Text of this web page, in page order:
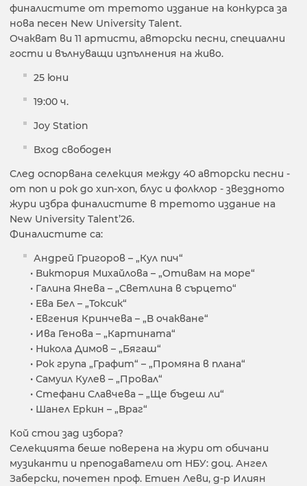
финалистите от третото издание на конкурса за
нова песен New University Talent.
Очакват ви 11 артисти, авторски песни, специални
гости и вълнуващи изпълнения на живо.
25 юни
19:00 ч.
Joy Station
Вход свободен
След оспорвана селекция между 40 авторски песни -
от поп и рок до хип-хоп, блус и фолклор - звездното
жури избра финалистите в третото издание на
New University Talent’26.
Финалистите са:
Андрей Григоров – „Кул пич“
• Виктория Михайлова – „Отивам на море“
• Галина Янева – „Светлина в сърцето“
• Ева Бел – „Токсик“
• Евгения Кринчева – „В очакване“
• Ива Генова – „Картината“
• Никола Димов – „Бягаш“
• Рок група „Графит“ – „Промяна в плана“
• Самуил Кулев – „Провал“
• Стефани Славчева – „Ще бъдеш ли“
• Шанел Еркин – „Враг“
Кой стои зад избора?
Селекцията беше поверена на жури от обичани
музиканти и преподаватели от НБУ: доц. Ангел
Заберски, почетен проф. Етиен Леви, д-р Илиян